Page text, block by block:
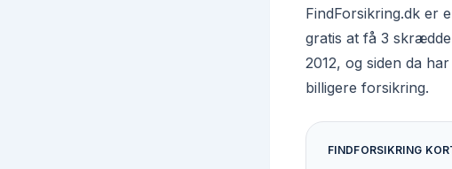
FindForsikring.dk er
gratis at få 3
2012, og siden da har
billigere forsikring.
FINDFORSIKRING